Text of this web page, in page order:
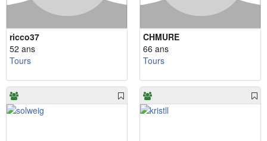
ricco37
52 ans
Tours
CHMURE
66 ans
Tours